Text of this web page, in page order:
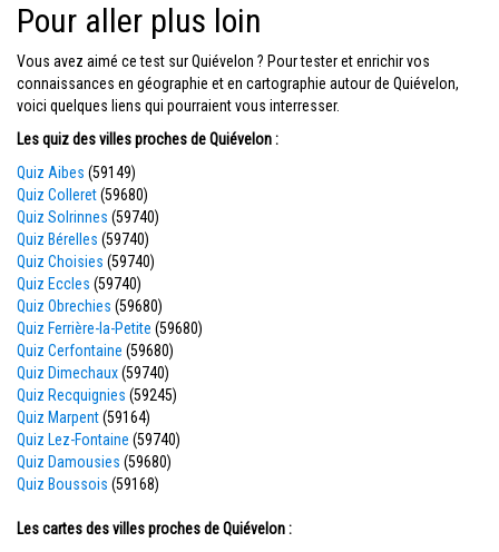
Pour aller plus loin
Vous avez aimé ce test sur Quiévelon ? Pour tester et enrichir vos
connaissances en géographie et en cartographie autour de Quiévelon,
voici quelques liens qui pourraient vous interresser.
Les quiz des villes proches de Quiévelon :
Quiz Aibes (59149)
Quiz Colleret(59680)
Quiz Solrinnes (59740)
Quiz Bérelles (59740)
Quiz Choisies (59740)
Quiz Eccles (59740)
Quiz Obrechies (59680)
Quiz Ferrière-la-Petite (59680)
Quiz Cerfontaine (59680)
Quiz Dimechaux(59740)
Quiz Recquignies (59245)
Quiz Marpent(59164)
Quiz Lez-Fontaine (59740)
Quiz Damousies (59680)
Quiz Boussois (59168)
Les cartes des villes proches de Quiévelon :